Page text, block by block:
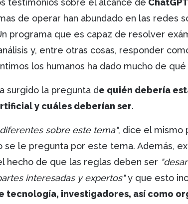
testimonios sobre el alcance de ChatGPT
de operar han abundado en las redes
programa que es capaz de resolver
y, entre otras cosas, responder
los humanos ha dado mucho de qué
surgido la pregunta de quién debería
y cuáles deberían ser.
sobre este tema", dice el mismo
se le pregunta por este tema. Además,
hecho de que las reglas deben ser
interesadas y expertos"y que esto
tecnología, investigadores, así como